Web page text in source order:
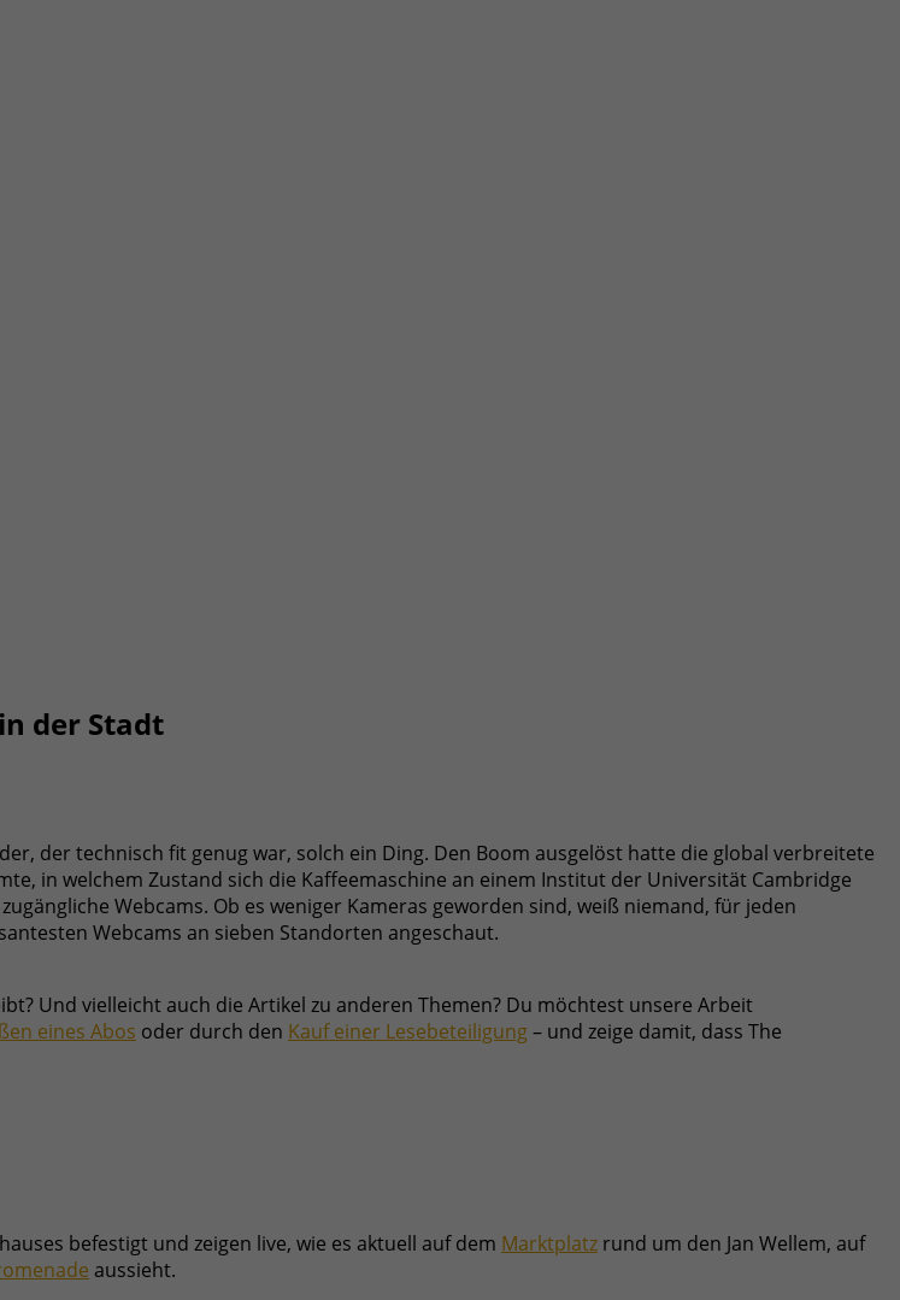
der Stadt
der technisch fit genug war, solch ein Ding. Den Boom ausgelöst hatte die global verbreitete
in welchem Zustand sich die Kaffeemaschine an einem Institut der Universität Cambridge
Webcams. Ob es weniger Kameras geworden sind, weiß niemand, für jeden
Webcams an sieben Standorten angeschaut.
Und vielleicht auch die Artikel zu anderen Themen? Du möchtest unsere Arbeit
eines Abos oder durch den Kauf einer Lesebeteiligung– und zeige damit, dass The
befestigt und zeigen live, wie es aktuell auf dem Marktplatz rund um den Jan Wellem, auf
aussieht.